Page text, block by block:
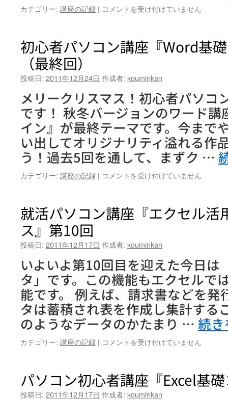
か
カテゴリー: 講座の記録 | 初
ソ
講
『Excel
基
礎
コ
ー
ス』
第
回
回）
は
コメントを受け付けていません
初心者パソコン講座『Word基
（最終回）
投稿日: 2011年12月24日 作成者: kouminkan
メリークリスマス！初心者パソコ
です！ 秋冬バージョンのワード
イン』が最終テーマです。今まで
い出してオリジナリティ溢れる作
う！過去5回を通して、まずク …
カテゴリー: 講座の記録 | 初
パ
ソ
講
『Word
基
礎
コ
ー
ス』
第
回
回）
は
コメントを受け付けていません
就活パソコン講座『エクセル活
ス』第10回
投稿日: 2011年12月17日 作成者: kouminkan
いよいよ第10回目を迎えた今日は
タ」です。この機能もエクセルで
能です。 例えば、請求書などを発
タは蓄積され表を作成し集計する
のようなデータのかたまり … 続
カテゴリー: 講座の記録 | 就
コ
ン
コメントを受け付けていません
パソコン初心者講座『Excel基
投稿日: 2011年12月17日 作成者: kouminkan